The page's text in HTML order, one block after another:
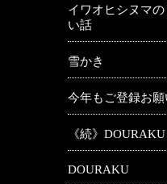
イワオヒシヌマ
い話
雪かき
今年もご登録お
《続》DOURAKU
DOURAKU